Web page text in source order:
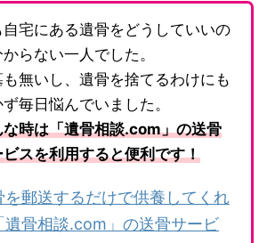
自宅にある遺骨をどうしていいの
らない一人でした。
も無いし、遺骨を捨てるわけにも
毎日悩んでいました。
な時は「遺骨相談.com」の送骨
ビスを利用すると便利です！
を郵送するだけで供養してくれ
遺骨相談.com」の送骨サービ